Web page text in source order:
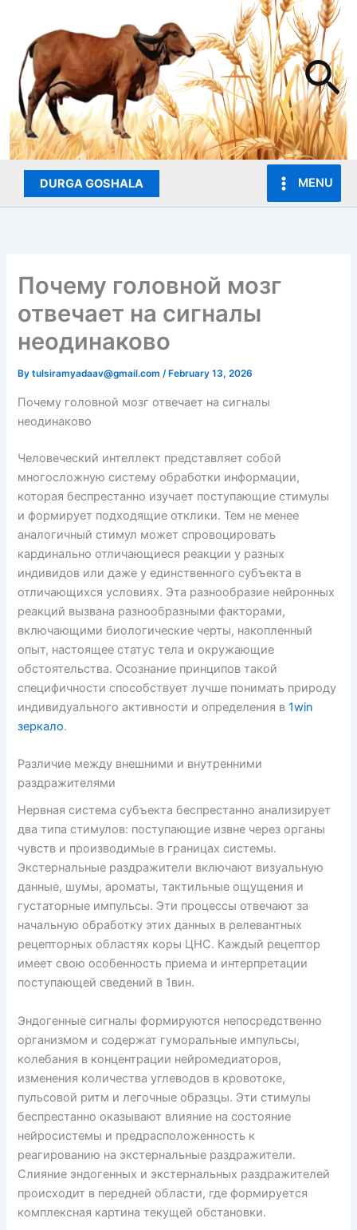
content
DURGA GOSHALA MENU
Почему головной мозг
отвечает на сигналы
неодинаково
Bytulsiramyadaav@gmail.com/ February 13, 2026
Почему головной мозг отвечает на сигналы
неодинаково
Человеческий интеллект представляет собой
многосложную систему обработки информации,
которая беспрестанно изучает поступающие стимулы
и формирует подходящие отклики. Тем не менее
аналогичный стимул может спровоцировать
кардинально отличающиеся реакции у разных
индивидов или даже у единственного субъекта в
отличающихся условиях. Эта разнообразие нейронных
реакций вызвана разнообразными факторами,
включающими биологические черты, накопленный
опыт, настоящее статус тела и окружающие
обстоятельства. Осознание принципов такой
специфичности способствует лучше понимать природу
индивидуального активности и определения в1win
зеркало.
Различие между внешними и внутренними
раздражителями
Нервная система субъекта беспрестанно анализирует
два типа стимулов: поступающие извне через органы
чувств и производимые в границах системы.
Экстернальные раздражители включают визуальную
данные, шумы, ароматы, тактильные ощущения и
густаторные импульсы. Эти процессы отвечают за
начальную обработку этих данных в релевантных
рецепторных областях коры ЦНС. Каждый рецептор
имеет свою особенность приема и интерпретации
поступающей сведений в 1вин.
Эндогенные сигналы формируются непосредственно
организмом и содержат гуморальные импульсы,
колебания в концентрации нейромедиаторов,
изменения количества углеводов в кровотоке,
пульсовой ритм и легочные образцы. Эти стимулы
беспрестанно оказывают влияние на состояние
нейросистемы и предрасположенность к
реагированию на экстернальные раздражители.
Слияние эндогенных и экстернальных раздражителей
происходит в передней области, где формируется
комплексная картина текущей обстановки.